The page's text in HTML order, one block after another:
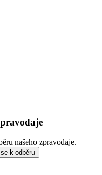
našeho zpravodaje.
k odběru